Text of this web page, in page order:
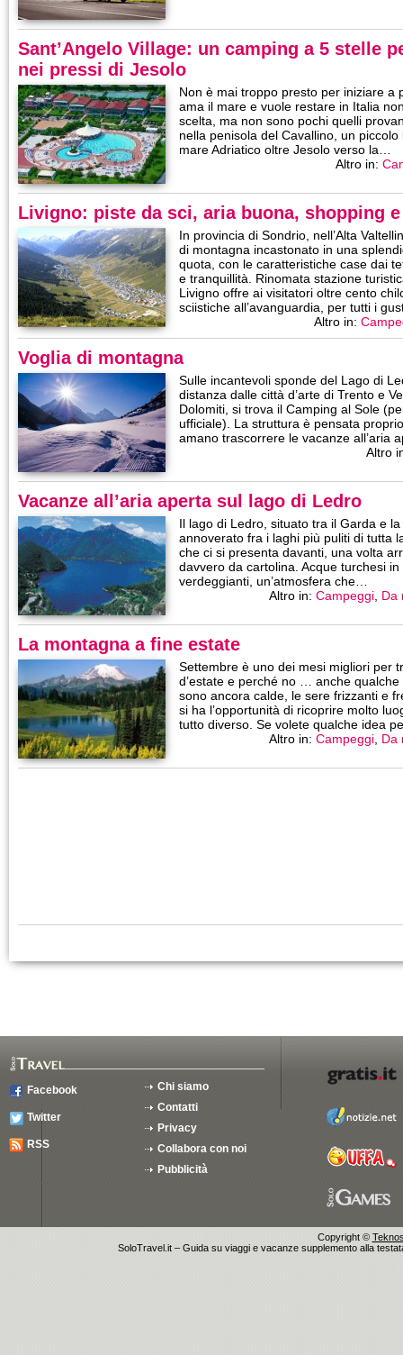
Sant’Angelo Village: un camping a 5 stelle
nei pressi di Jesolo
Non è mai troppo presto per iniziare a
ama il mare e vuole restare in Italia
scelta, ma non sono pochi quelli
nella penisola del Cavallino, un
mare Adriatico oltre Jesolo verso la…
Altro in:
Livigno: piste da sci, aria buona, shopping
In provincia di Sondrio, nell’Alta
di montagna incastonato in una
quota, con le caratteristiche case dai
e tranquillità. Rinomata stazione
Livigno offre ai visitatori oltre cento
sciistiche all’avanguardia, per tutti i
Altro in:
Voglia di montagna
Sulle incantevoli sponde del Lago di
distanza dalle città d’arte di Trento e
Dolomiti, si trova il Camping al Sole
ufficiale). La struttura è pensata
amano trascorrere le vacanze all’aria
Altro
Vacanze all’aria aperta sul lago di Ledro
Il lago di Ledro, situato tra il Garda e
annoverato fra i laghi più puliti di tutta
che ci si presenta davanti, una volta
davvero da cartolina. Acque turchesi
verdeggianti, un’atmosfera che…
Altro in: Campeggi Da
La montagna a fine estate
Settembre è uno dei mesi migliori per
d’estate e perché no … anche
sono ancora calde, le sere frizzanti e
si ha l’opportunità di ricoprire molto
tutto diverso. Se volete qualche idea
Altro in: Campeggi Da
Facebook
Twitter
RSS
Chi siamo
Contatti
Privacy
Collabora con noi
Pubblicità
Copyright ©
SoloTravel.it – Guida su viaggi e vacanze supplemento alla